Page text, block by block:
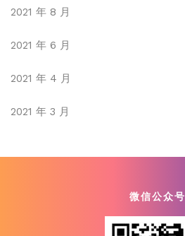
2021 年 8 月
2021 年 6 月
2021 年 4 月
2021 年 3 月
微信公众号